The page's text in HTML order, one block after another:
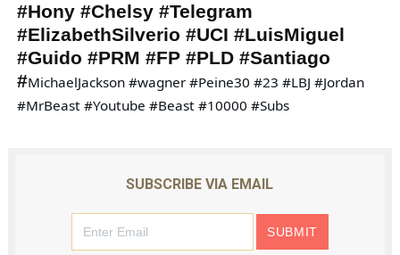
#Hony #Chelsy #Telegram
#ElizabethSilverio #UCI #LuisMiguel
#Guido #PRM #FP #PLD #Santiago
#MichaelJackson #wagner #Peine30 #23 #LBJ #Jordan
#MrBeast #Youtube #Beast #10000 #Subs
SUBSCRIBE VIA EMAIL